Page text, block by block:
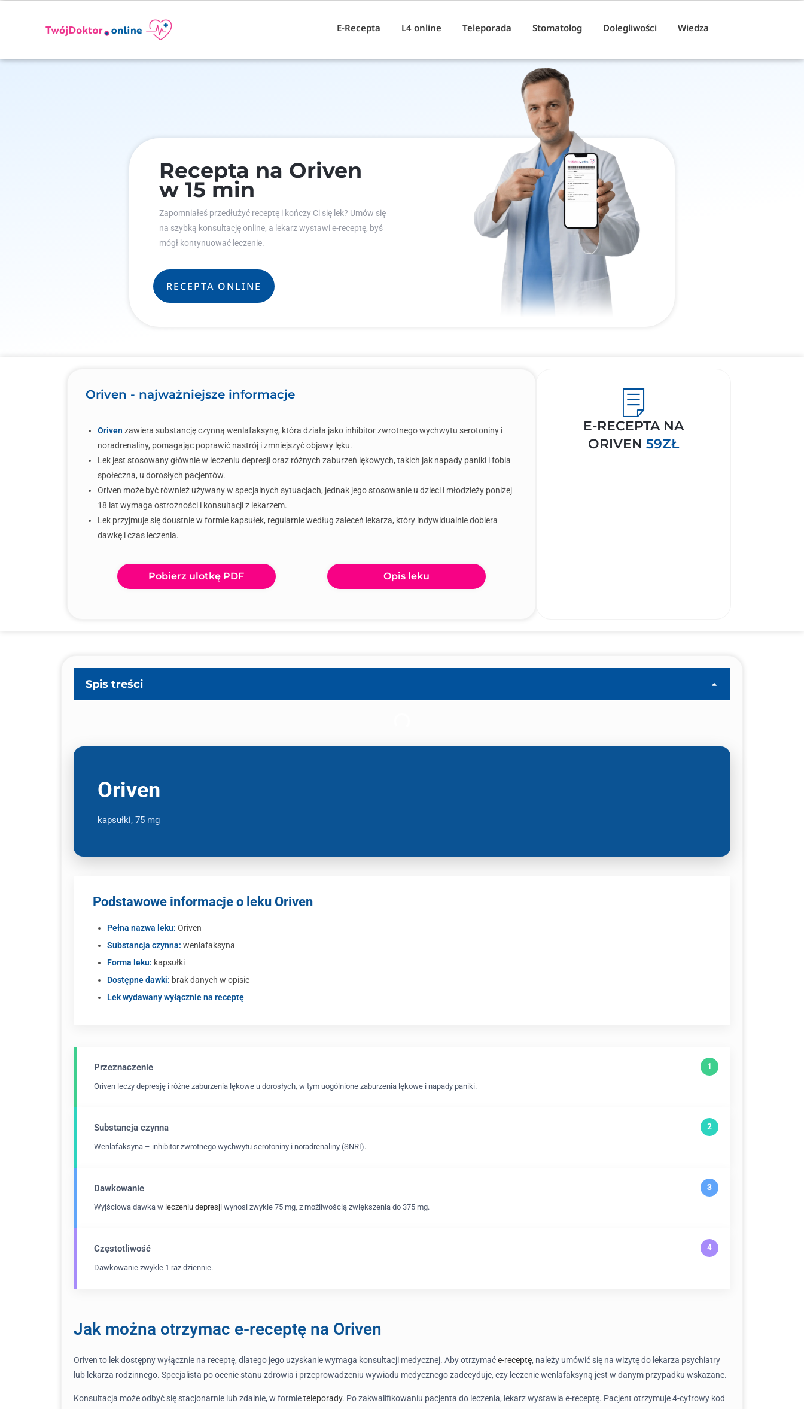
E-Recepta L4 online Teleporada Stomatolog Dolegliwości Wiedza
Recepta na Oriven
w 15 min
Zapomniałeś przedłużyć receptę i kończy Ci się lek? Umów się
na szybką konsultację online, a lekarz wystawi e-receptę, byś
mógł kontynuować leczenie.
RECEPTA ONLINE
Oriven - najważniejsze informacje
Oriven zawiera substancję czynną wenlafaksynę, która działa jako inhibitor zwrotnego wychwytu serotoniny i
noradrenaliny, pomagając poprawić nastrój i zmniejszyć objawy lęku.
Lek jest stosowany głównie w leczeniu depresji oraz różnych zaburzeń lękowych, takich jak napady paniki i fobia
społeczna, u dorosłych pacjentów.
Oriven może być również używany w specjalnych sytuacjach, jednak jego stosowanie u dzieci i młodzieży poniżej
18 lat wymaga ostrożności i konsultacji z lekarzem.
Lek przyjmuje się doustnie w formie kapsułek, regularnie według zaleceń lekarza, który indywidualnie dobiera
dawkę i czas leczenia.
Pobierz ulotkę PDF Opis leku
E-RECEPTA NA
ORIVEN 59ZŁ
Spis treści
Oriven
kapsułki, 75 mg
Podstawowe informacje o leku Oriven
Pełna nazwa leku: Oriven
Substancja czynna: wenlafaksyna
Forma leku: kapsułki
Dostępne dawki: brak danych w opisie
Lek wydawany wyłącznie na receptę
Przeznaczenie
Oriven leczy depresję i różne zaburzenia lękowe u dorosłych, w tym uogólnione zaburzenia lękowe i napady paniki.
Substancja czynna
Wenlafaksyna – inhibitor zwrotnego wychwytu serotoniny i noradrenaliny (SNRI).
Dawkowanie
Wyjściowa dawka w leczeniu depresji wynosi zwykle 75 mg, z możliwością zwiększenia do 375 mg.
Częstotliwość
Dawkowanie zwykle 1 raz dziennie.
Jak można otrzymac e-receptę na Oriven
Oriven to lek dostępny wyłącznie na receptę, dlatego jego uzyskanie wymaga konsultacji medycznej. Aby otrzymaće-receptę, należy umówić się na wizytę do lekarza psychiatry
lub lekarza rodzinnego. Specjalista po ocenie stanu zdrowia i przeprowadzeniu wywiadu medycznego zadecyduje, czy leczenie wenlafaksyną jest w danym przypadku wskazane.
Konsultacja może odbyć się stacjonarnie lub zdalnie, w formieteleporady. Po zakwalifikowaniu pacjenta do leczenia, lekarz wystawia e-receptę. Pacjent otrzymuje 4-cyfrowy kod